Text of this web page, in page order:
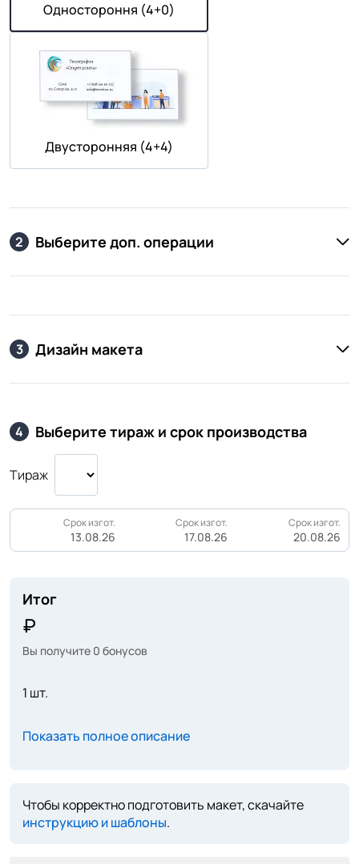
Одностороння (4+0)
Двусторонняя (4+4)
2 Выберите доп. операции
3 Дизайн макета
4 Выберите тираж и срок производства
Тираж
Срок изгот.
13.08.26
Срок изгот.
17.08.26
Срок изгот.
20.08.26
Итог
Вы получите 0 бонусов
1 шт.
Показать полное описание
Чтобы корректно подготовить макет, скачайте
инструкцию и шаблоны.